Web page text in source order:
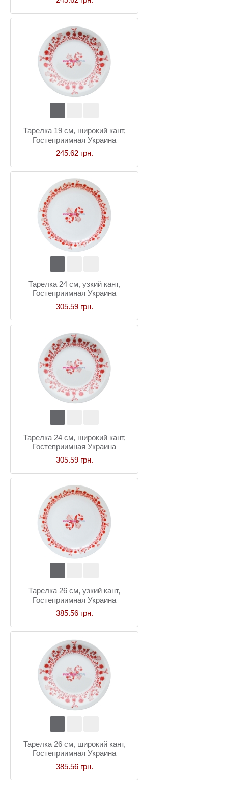
Тарелка 19 см, широкий кант,
Гостеприимная Украина
245.62 грн.
Тарелка 24 см, узкий кант,
Гостеприимная Украина
305.59 грн.
Тарелка 24 см, широкий кант,
Гостеприимная Украина
305.59 грн.
Тарелка 26 см, узкий кант,
Гостеприимная Украина
385.56 грн.
Тарелка 26 см, широкий кант,
Гостеприимная Украина
385.56 грн.